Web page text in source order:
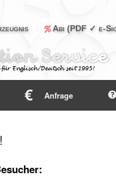
Abi (PDF ✓ e-
Anfrage